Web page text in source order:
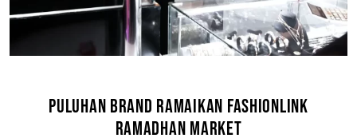
PULUHAN BRAND RAMAIKAN FASHIONLINK
RAMADHAN MARKET